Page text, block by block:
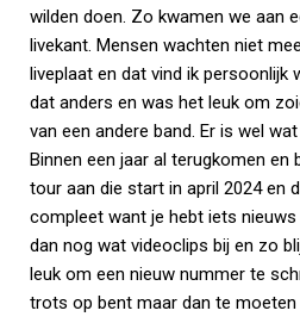
wilden doen. Zo kwamen we aan
livekant. Mensen wachten niet
liveplaat en dat vind ik persoonlijk
dat anders en was het leuk om
van een andere band. Er is wel
Binnen een jaar al terugkomen en
tour aan die start in april 2024 en
compleet want je hebt iets
dan nog wat videoclips bij en zo
leuk om een nieuw nummer te
trots op bent maar dan te